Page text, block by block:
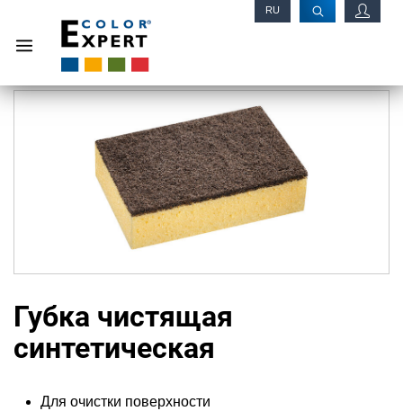
RU
Губка чистящая
синтетическая
Для очистки поверхности